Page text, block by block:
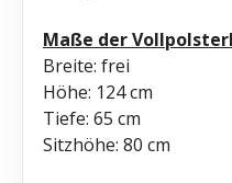
Maße der
Breite: frei
Höhe: 124 cm
Tiefe: 65 cm
Sitzhöhe: 80 cm